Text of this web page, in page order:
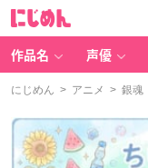
作品名 声優
にじめん > アニメ > 銀魂